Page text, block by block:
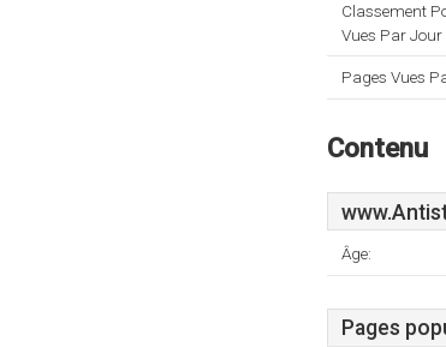
Classement
Vues Par Jour
Pages Vues
Contenu
Âge:
Pages